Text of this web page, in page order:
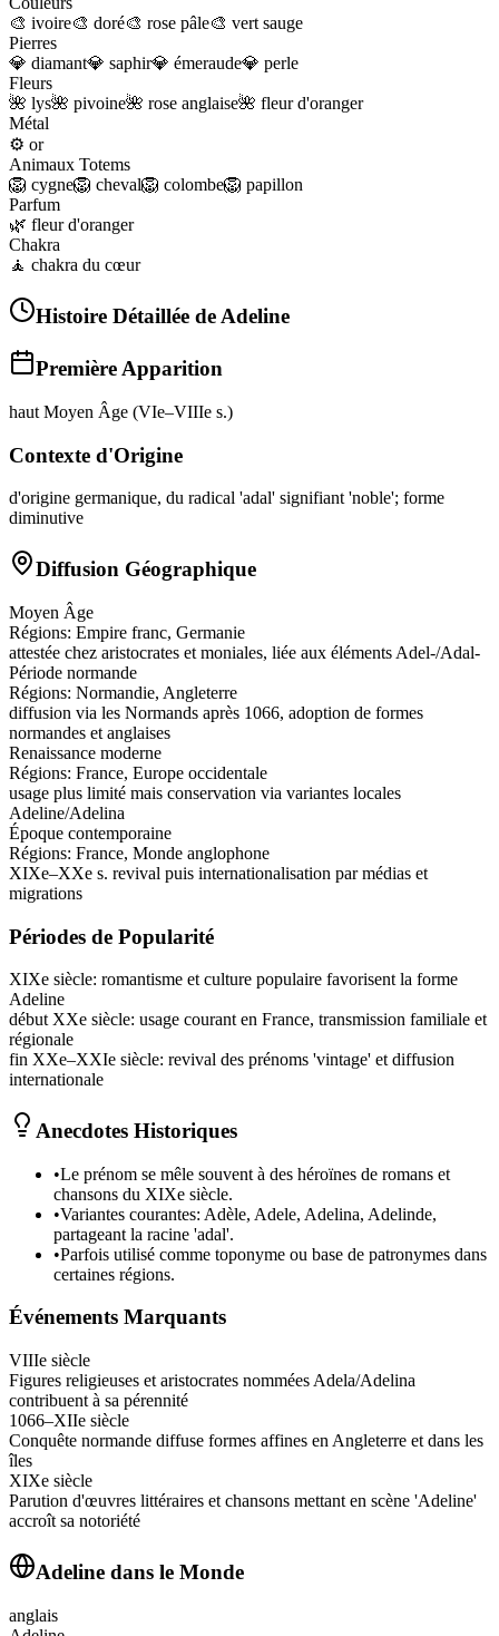
🎨 ivoire🎨 doré🎨 rose pâle🎨 vert sauge
Pierres
💎 diamant💎 saphir💎 émeraude💎 perle
Fleurs
🌺 lys🌺 pivoine🌺 rose anglaise🌺 fleur d'oranger
Métal
⚙️ or
Animaux Totems
🦁 cygne🦁 cheval🦁 colombe🦁 papillon
Parfum
🌿 fleur d'oranger
Chakra
🧘 chakra du cœur
Histoire Détaillée de Adeline
Première Apparition
haut Moyen Âge (VIe–VIIIe s.)
Contexte d'Origine
d'origine germanique, du radical 'adal' signifiant 'noble'; forme
diminutive
Diffusion Géographique
Moyen Âge
Régions: Empire franc, Germanie
attestée chez aristocrates et moniales, liée aux éléments Adel-/Adal-
Période normande
Régions: Normandie, Angleterre
diffusion via les Normands après 1066, adoption de formes
normandes et anglaises
Renaissance moderne
Régions: France, Europe occidentale
usage plus limité mais conservation via variantes locales
Adeline/Adelina
Époque contemporaine
Régions: France, Monde anglophone
XIXe–XXe s. revival puis internationalisation par médias et
migrations
Périodes de Popularité
XIXe siècle: romantisme et culture populaire favorisent la forme
Adeline
début XXe siècle: usage courant en France, transmission familiale et
régionale
fin XXe–XXIe siècle: revival des prénoms 'vintage' et diffusion
internationale
Anecdotes Historiques
•Le prénom se mêle souvent à des héroïnes de romans et
chansons du XIXe siècle.
•Variantes courantes: Adèle, Adele, Adelina, Adelinde,
partageant la racine 'adal'.
•Parfois utilisé comme toponyme ou base de patronymes dans
certaines régions.
Événements Marquants
VIIIe siècle
Figures religieuses et aristocrates nommées Adela/Adelina
contribuent à sa pérennité
1066–XIIe siècle
Conquête normande diffuse formes affines en Angleterre et dans les
îles
XIXe siècle
Parution d'œuvres littéraires et chansons mettant en scène 'Adeline'
accroît sa notoriété
Adeline dans le Monde
anglais